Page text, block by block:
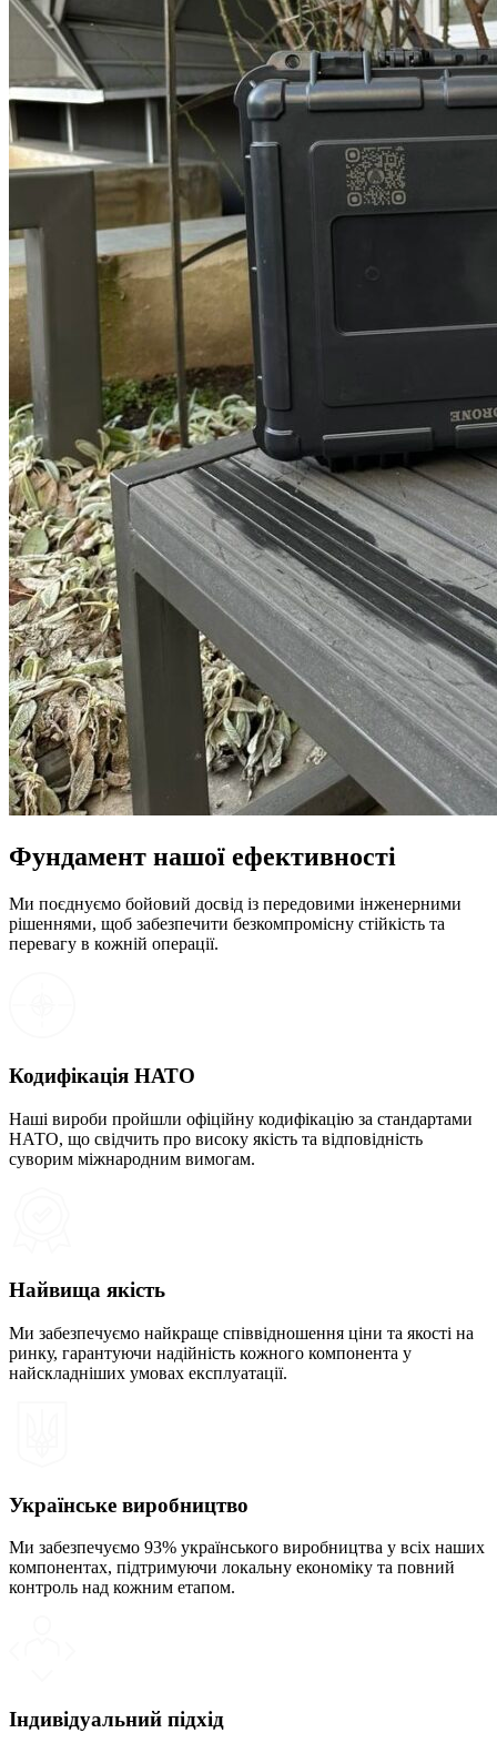
Фундамент нашої ефективності
Ми поєднуємо бойовий досвід із передовими інженерними
рішеннями, щоб забезпечити безкомпромісну стійкість та
перевагу в кожній операції.
Кодифікація НАТО
Наші вироби пройшли офіційну кодифікацію за стандартами
НАТО, що свідчить про високу якість та відповідність
суворим міжнародним вимогам.
Найвища якість
Ми забезпечуємо найкраще співвідношення ціни та якості на
ринку, гарантуючи надійність кожного компонента у
найскладніших умовах експлуатації.
Українське виробництво
Ми забезпечуємо 93% українського виробництва у всіх наших
компонентах, підтримуючи локальну економіку та повний
контроль над кожним етапом.
Індивідуальний підхід